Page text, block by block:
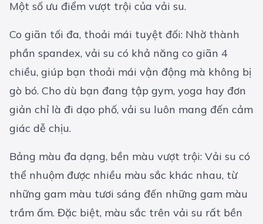
Một số ưu điểm vượt trội của vải su.
Co giãn tối đa, thoải mái tuyệt đối: Nhờ thành
phần spandex, vải su có khả năng co giãn 4
chiều, giúp bạn thoải mái vận động mà không bị
gò bó. Cho dù bạn đang tập gym, yoga hay đơn
giản chỉ là đi dạo phố, vải su luôn mang đến cảm
giác dễ chịu.
Bảng màu đa dạng, bền màu vượt trội: Vải su có
thể nhuộm được nhiều màu sắc khác nhau, từ
những gam màu tươi sáng đến những gam màu
trầm ấm. Đặc biệt, màu sắc trên vải su rất bền